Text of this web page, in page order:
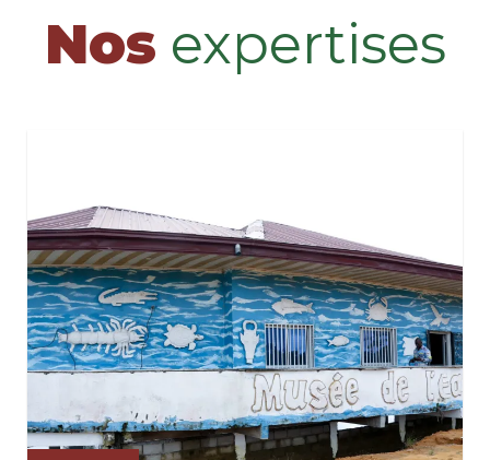
Nos expertises